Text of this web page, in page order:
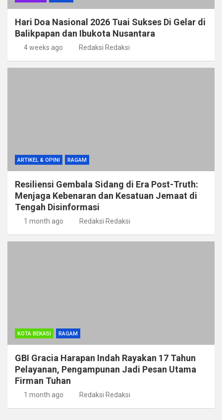
Hari Doa Nasional 2026 Tuai Sukses Di Gelar di
Balikpapan dan Ibukota Nusantara
4 weeks ago Redaksi Redaksi
ARTIKEL & OPINI RAGAM
Resiliensi Gembala Sidang di Era Post-Truth:
Menjaga Kebenaran dan Kesatuan Jemaat di
Tengah Disinformasi
1 month ago Redaksi Redaksi
KOTA BEKASI RAGAM
GBI Gracia Harapan Indah Rayakan 17 Tahun
Pelayanan, Pengampunan Jadi Pesan Utama
Firman Tuhan
1 month ago Redaksi Redaksi